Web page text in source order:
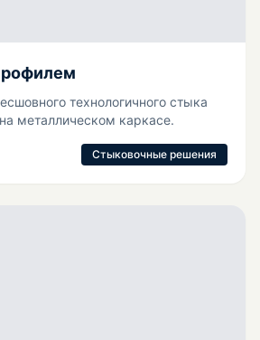
технологичного стыка
металлическом каркасе.
Стыковочные решения